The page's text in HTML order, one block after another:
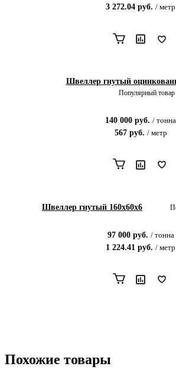
3 272.04 руб. / метр
Швеллер гнутый
Популярный товар
140 000 руб. / тонна
567руб. / метр
Швеллер гнутый 160х60х6
97 000руб. / тонна
1 224.41 руб. / метр
Похожие товары